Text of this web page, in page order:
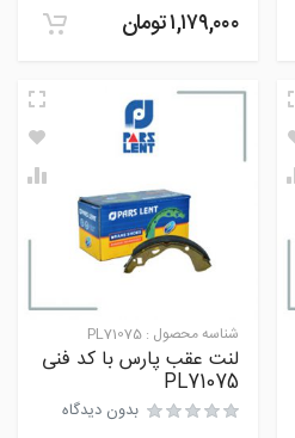
۱,۱۷۹,۰۰۰تومان
شناسه محصول : PL71075
لنت عقب پارس با کد فنی
PL71075
بدون دیدگاه